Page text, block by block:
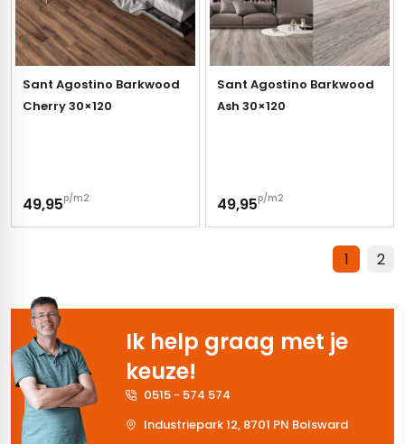
Sant Agostino Barkwood
Cherry 30×120
49,95p/m2
Sant Agostino Barkwood
Ash 30×120
49,95p/m2
1 2
Ik help graag met je
keuze!
0515 - 574 574
Industriepark 12, 8701 PN Bolsward